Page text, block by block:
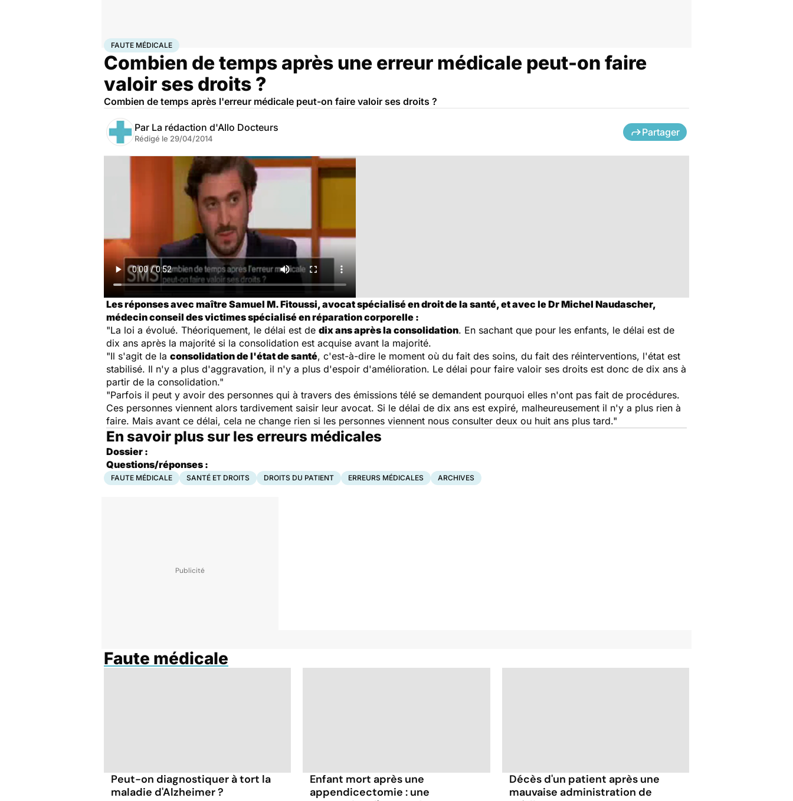
AccueilSantéFaute médicale
FAUTE MÉDICALE
Combien de temps après une erreur médicale peut-on faire
valoir ses droits ?
Combien de temps après l'erreur médicale peut-on faire valoir ses droits ?
Par La rédaction d'Allo Docteurs
Rédigé le 29/04/2014
Partager
Les réponses avec maître Samuel M. Fitoussi, avocat spécialisé en droit de la santé, et avec le Dr Michel Naudascher,
médecin conseil des victimes spécialisé en réparation corporelle :
"La loi a évolué. Théoriquement, le délai est de dix ans après la consolidation. En sachant que pour les enfants, le délai est de
dix ans après la majorité si la consolidation est acquise avant la majorité.
"Il s'agit de la consolidation de l'état de santé, c'est-à-dire le moment où du fait des soins, du fait des réinterventions, l'état est
stabilisé. Il n'y a plus d'aggravation, il n'y a plus d'espoir d'amélioration. Le délai pour faire valoir ses droits est donc de dix ans à
partir de la consolidation."
"Parfois il peut y avoir des personnes qui à travers des émissions télé se demandent pourquoi elles n'ont pas fait de procédures.
Ces personnes viennent alors tardivement saisir leur avocat. Si le délai de dix ans est expiré, malheureusement il n'y a plus rien à
faire. Mais avant ce délai, cela ne change rien si les personnes viennent nous consulter deux ou huit ans plus tard."
En savoir plus sur les erreurs médicales
Dossier :
Questions/réponses :
FAUTE MÉDICALE SANTÉ ET DROITS DROITS DU PATIENT ERREURS MÉDICALES ARCHIVES
Faute médicale
Peut-on diagnostiquer à tort la
maladie d'Alzheimer ?
Enfant mort après une
appendicectomie : une
Décès d'un patient après une
mauvaise administration de